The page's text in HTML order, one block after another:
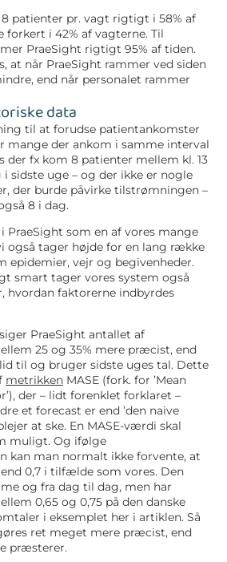
8 patienter pr. vagt rigtigt i 58% af
forkert i 42% af vagterne. Til
PraeSight rigtigt 95% af tiden.
at når PraeSight rammer ved siden
end når personalet rammer
data
til at forudse patientankomster
mange der ankom i samme interval
der fx kom 8 patienter mellem kl. 13
i sidste uge – og der ikke er nogle
der burde påvirke tilstrømningen –
8 i dag.
PraeSight som en af vores mange
også tager højde for en lang række
epidemier, vejr og begivenheder.
smart tager vores system også
hvordan faktorerne indbyrdes
PraeSight antallet af
25 og 35% mere præcist, end
til og bruger sidste uges tal. Dette
metrikken MASE (fork. for ’Mean
der – lidt forenklet forklaret –
et forecast er end ’den naive
at ske. En MASE-værdi skal
muligt. Og ifølge
kan man normalt ikke forvente, at
0,7 i tilfælde som vores. Den
og fra dag til dag, men har
0,65 og 0,75 på den danske
i eksemplet her i artiklen. Så
ret meget mere præcist, end
præsterer.